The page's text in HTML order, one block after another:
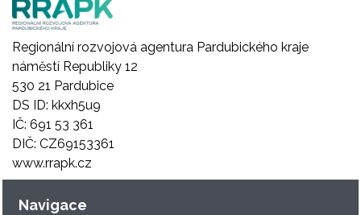
Regionální rozvojová agentura Pardubického kraje
náměstí Republiky 12
530 21 Pardubice
DS ID: kkxh5u9
IČ: 691 53 361
DIČ: CZ69153361
www.rrapk.cz
Navigace